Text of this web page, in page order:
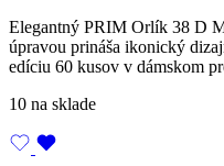
Elegantný PRIM Orlík 38 D
úpravou prináša ikonický
edíciu 60 kusov v dámskom
10 na sklade